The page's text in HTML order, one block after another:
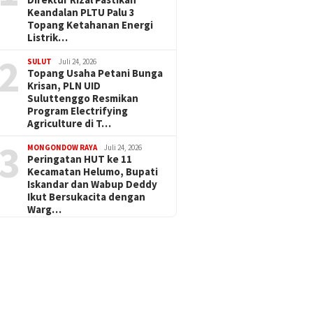
Keandalan PLTU Palu 3
Topang Ketahanan Energi
Listrik…
SULUT Juli 24, 2026
Topang Usaha Petani Bunga
Krisan, PLN UID
Suluttenggo Resmikan
Program Electrifying
Agriculture di T…
MONGONDOW RAYA Juli 24, 2026
Peringatan HUT ke 11
Kecamatan Helumo, Bupati
Iskandar dan Wabup Deddy
Ikut Bersukacita dengan
Warg…